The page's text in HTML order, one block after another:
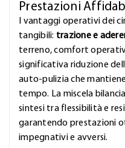
Prestazioni
I vantaggi operativi dei
tangibili: trazione e
terreno, comfort
significativa riduzione
auto-pulizia che
tempo. La miscela
sintesi tra flessibilità e
garantendo prestazioni
impegnativi e avversi.